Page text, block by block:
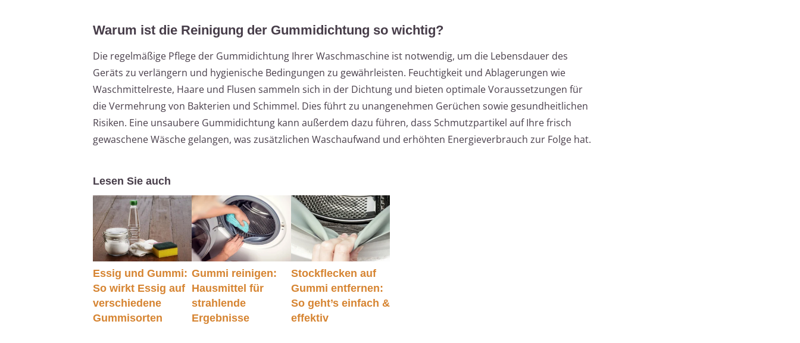
Warum ist die Reinigung der Gummidichtung so wichtig?
Die regelmäßige Pflege der Gummidichtung Ihrer Waschmaschine ist notwendig, um die Lebensdauer des
Geräts zu verlängern und hygienische Bedingungen zu gewährleisten. Feuchtigkeit und Ablagerungen wie
Waschmittelreste, Haare und Flusen sammeln sich in der Dichtung und bieten optimale Voraussetzungen für
die Vermehrung von Bakterien und Schimmel. Dies führt zu unangenehmen Gerüchen sowie gesundheitlichen
Risiken. Eine unsaubere Gummidichtung kann außerdem dazu führen, dass Schmutzpartikel auf Ihre frisch
gewaschene Wäsche gelangen, was zusätzlichen Waschaufwand und erhöhten Energieverbrauch zur Folge hat.
Lesen Sie auch
Essig und Gummi:
So wirkt Essig auf
verschiedene
Gummisorten
Gummi reinigen:
Hausmittel für
strahlende
Ergebnisse
Stockflecken auf
Gummi entfernen:
So geht’s einfach &
effektiv